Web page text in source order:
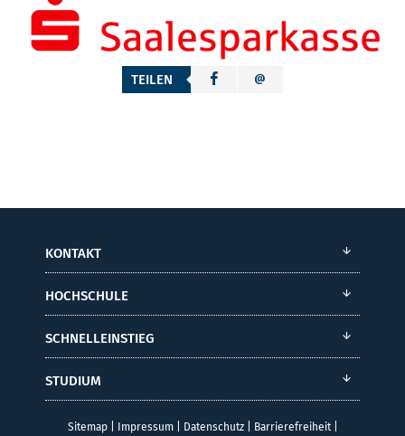
TEILEN
KONTAKT
HOCHSCHULE
SCHNELLEINSTIEG
STUDIUM
Sitemap| Impressum| Datenschutz| Barrierefreiheit|